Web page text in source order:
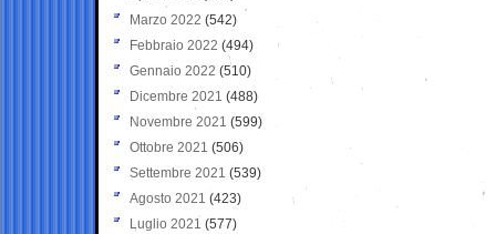
Marzo 2022 (542)
Febbraio 2022 (494)
Gennaio 2022 (510)
Dicembre 2021 (488)
Novembre 2021 (599)
Ottobre 2021 (506)
Settembre 2021 (539)
Agosto 2021 (423)
Luglio 2021 (577)